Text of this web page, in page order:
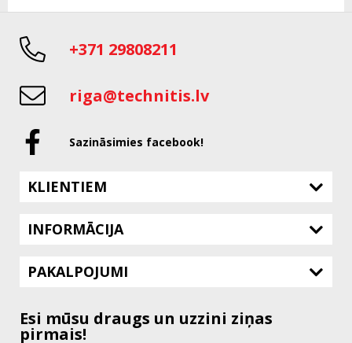
+371 29808211
riga@technitis.lv
Sazināsimies facebook!
KLIENTIEM
INFORMĀCIJA
PAKALPOJUMI
Esi mūsu draugs un uzzini ziņas
pirmais!